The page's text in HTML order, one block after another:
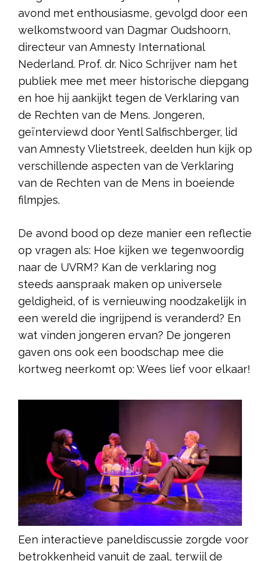
avond met enthousiasme, gevolgd door een
welkomstwoord van Dagmar Oudshoorn,
directeur van Amnesty International
Nederland. Prof. dr. Nico Schrijver nam het
publiek mee met meer historische diepgang
en hoe hij aankijkt tegen de Verklaring van
de Rechten van de Mens. Jongeren,
geïnterviewd door Yentl Salfischberger, lid
van Amnesty Vlietstreek, deelden hun kijk op
verschillende aspecten van de Verklaring
van de Rechten van de Mens in boeiende
filmpjes.
De avond bood op deze manier een reflectie
op vragen als: Hoe kijken we tegenwoordig
naar de UVRM? Kan de verklaring nog
steeds aanspraak maken op universele
geldigheid, of is vernieuwing noodzakelijk in
een wereld die ingrijpend is veranderd? En
wat vinden jongeren ervan? De jongeren
gaven ons ook een boodschap mee die
kortweg neerkomt op: Wees lief voor elkaar!
Een interactieve paneldiscussie zorgde voor
betrokkenheid vanuit de zaal, terwijl de